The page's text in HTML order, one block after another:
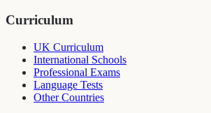
Curriculum
UK Curriculum
International Schools
Professional Exams
Language Tests
Other Countries